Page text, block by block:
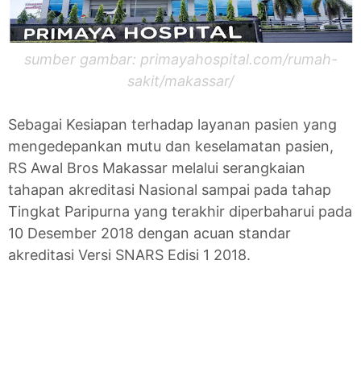
sumber gambar: primayahospital.com/rumah-
sakit/makassar/
Sebagai Kesiapan terhadap layanan pasien yang
mengedepankan mutu dan keselamatan pasien,
RS Awal Bros Makassar melalui serangkaian
tahapan akreditasi Nasional sampai pada tahap
Tingkat Paripurna yang terakhir diperbaharui pada
10 Desember 2018 dengan acuan standar
akreditasi Versi SNARS Edisi 1 2018.